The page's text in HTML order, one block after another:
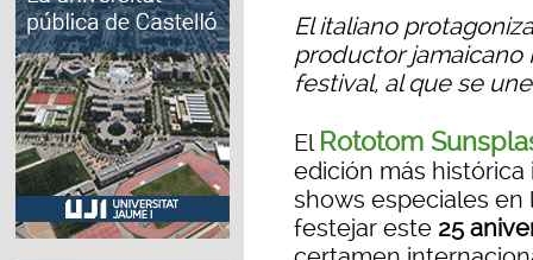
El italiano
productor jamaicano
festival, al que se
El Rototom
edición más
shows especiales
festejar este 25